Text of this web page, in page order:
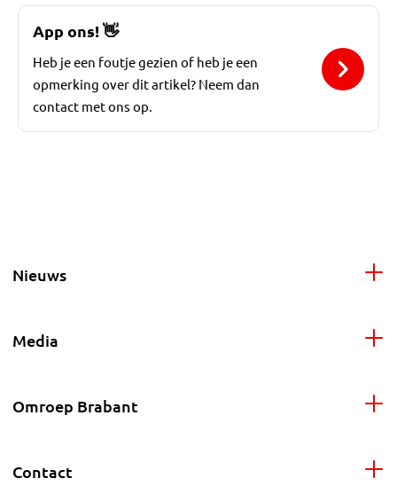
App ons!👋
Heb je een foutje gezien of heb je een
opmerking over dit artikel? Neem dan
contact met ons op.
Nieuws
Media
Omroep Brabant
Contact